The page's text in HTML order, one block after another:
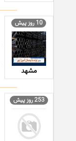
10 روز پیش
مشهد
253 روز پیش